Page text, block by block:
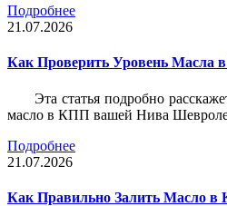
Подробнее
21.07.2026
Как Проверить Уровень
Эта статья подробно
масло в КПП вашей Нива
Подробнее
21.07.2026
Как Правильно Залить Масло